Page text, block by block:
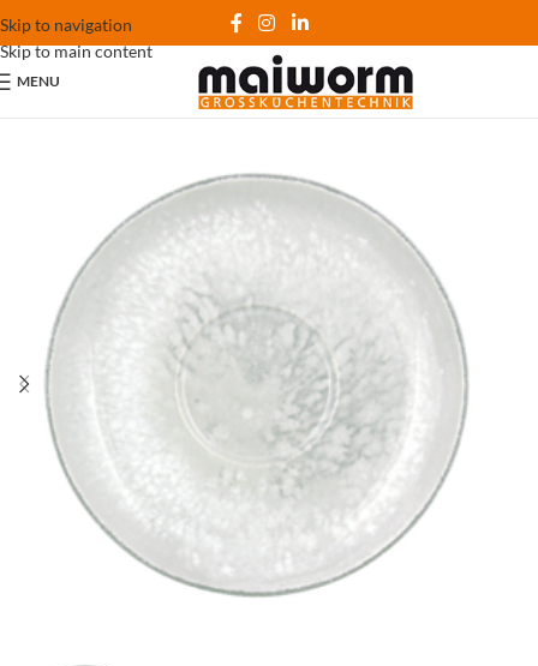
Skip to navigation
Skip to main content
MENU